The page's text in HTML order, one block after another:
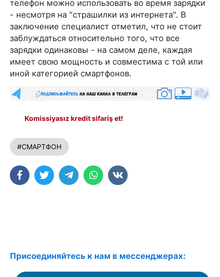
телефон можно использовать во время зарядки
- несмотря на "страшилки из интернета". В
заключение специалист отметил, что не стоит
заблуждаться относительно того, что все
зарядки одинаковы - на самом деле, каждая
имеет свою мощность и совместима с той или
иной категорией смартфонов.
Komissiyasız kredit sifariş et!
#СМАРТФОН
Присоединяйтесь к нам в мессенджерах: